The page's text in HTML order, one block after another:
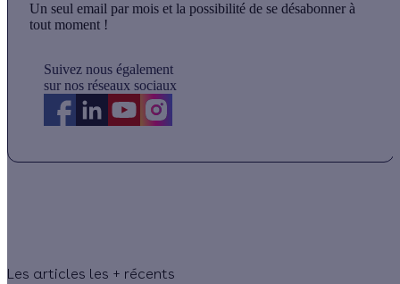
Un seul email par mois et la possibilité de se désabonner à
tout moment !
Suivez nous également
sur nos réseaux sociaux
Les articles les + récents